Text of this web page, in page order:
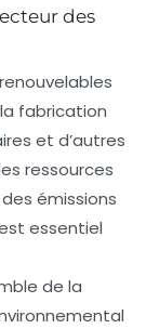
des
fabrication
et d’autres
ressources
émissions
essentiel
de la